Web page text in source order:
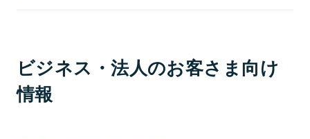
ビジネス・法人のお客さま向け
情報